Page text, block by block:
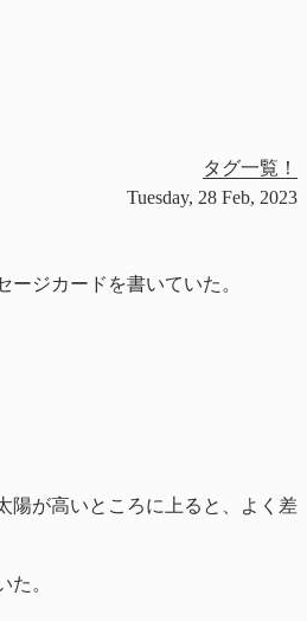
タグ一覧！
Tuesday, 28 Feb, 2023
ジカードを書いていた。
陽が高いところに上ると、よく差
た。